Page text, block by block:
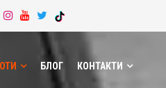
БЛОГ КОНТАКТИ